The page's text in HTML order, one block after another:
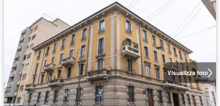
Visualizza foto